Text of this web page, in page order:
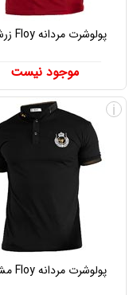
پولوشرت مردانه Floy زرشکی
موجود نیست
پولوشرت مردانه Floy مشکی
i